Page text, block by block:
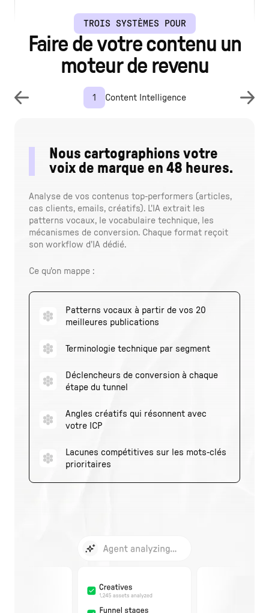
TROIS SYSTÈMES POUR
Faire de votre contenu un
moteur de revenu
1 Content Intelligence
Nous cartographions votre
voix de marque en 48 heures.
Analyse de vos contenus top-performers (articles,
cas clients, emails, créatifs). L'IA extrait les
patterns vocaux, le vocabulaire technique, les
mécanismes de conversion. Chaque format reçoit
son workflow d'IA dédié.
Ce qu'on mappe :
Patterns vocaux à partir de vos 20
meilleures publications
Terminologie technique par segment
Déclencheurs de conversion à chaque
étape du tunnel
Angles créatifs qui résonnent avec
votre ICP
Lacunes compétitives sur les mots-clés
prioritaires